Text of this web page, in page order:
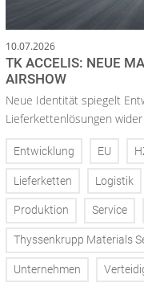
10.07.2026
TK ACCELIS: NEUE
AIRSHOW
Neue Identität spiegelt
Lieferkettenlösungen wider
Entwicklung EU
Lieferketten Logistik
Produktion Service
Thyssenkrupp Materials
Unternehmen